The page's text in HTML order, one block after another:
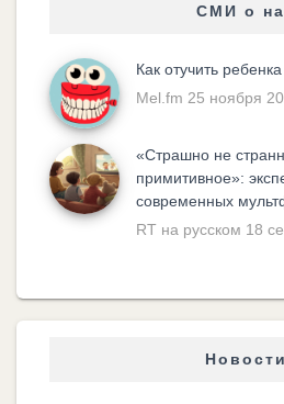
СМИ о
Как отучить
Mel.fm 25 ноября
«Cтрашно не
примитивное»:
современных
RT на русском 18
Новости